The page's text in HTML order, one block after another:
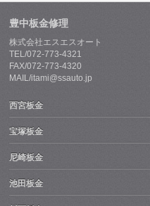
豊中板金修理
株式会社エスエスオート
TEL/072-773-4321
FAX/072-773-4320
MAIL/itami@ssauto.jp
西宮板金
宝塚板金
尼崎板金
池田板金